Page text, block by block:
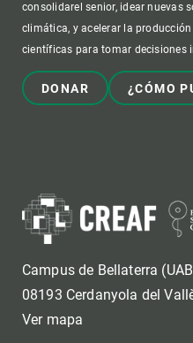
consolidarel senior, idear nuevas
climática, y acelerar la
científicas para tomar decisiones
DONAR ¿CÓMO
Campus de Bellaterra
08193 Cerdanyola del
Ver mapa